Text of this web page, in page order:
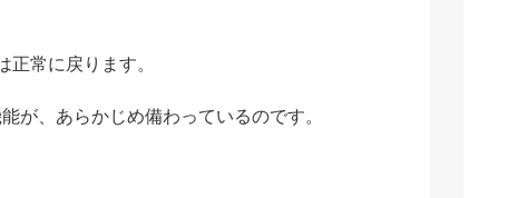
常に戻ります。
が、あらかじめ備わっているのです。